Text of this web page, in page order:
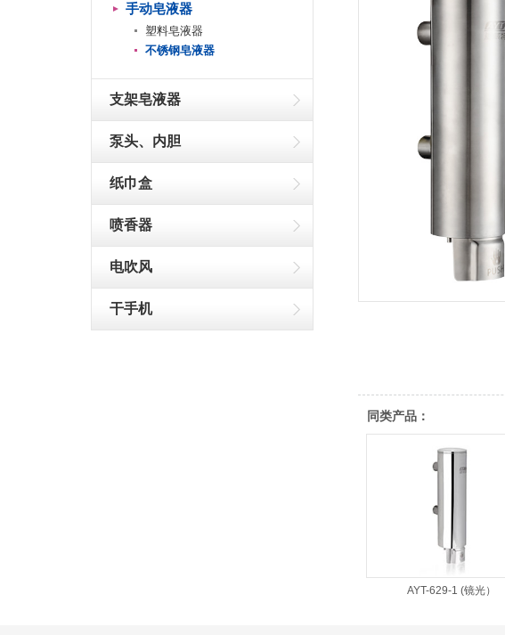
手动皂液器
塑料皂液器
不锈钢皂液器
支架皂液器
泵头、内胆
纸巾盒
喷香器
电吹风
干手机
同类产品：
AYT-629-1 (镜光）